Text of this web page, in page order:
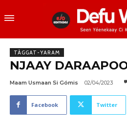
TÀGGAT-YARAM
NJAAY
Maam Usmaan Si Gómis 02/04/2023
Facebook Twitter